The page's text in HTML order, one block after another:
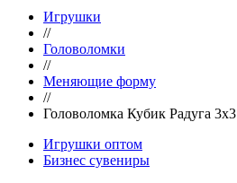
Игрушки
//
Головоломки
//
Меняющие форму
//
Головоломка Кубик Радуга 3х3
Игрушки оптом
Бизнес сувениры